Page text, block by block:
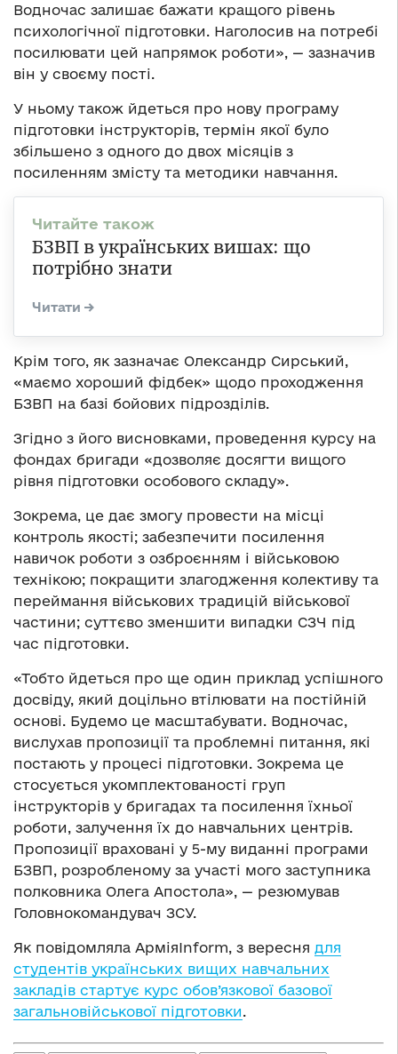
Водночас залишає бажати кращого рівень
психологічної підготовки. Наголосив на потребі
посилювати цей напрямок роботи», — зазначив
він у своєму пості.
У ньому також йдеться про нову програму
підготовки інструкторів, термін якої було
збільшено з одного до двох місяців з
посиленням змісту та методики навчання.
БЗВП в українських вишах: що
потрібно знати
Крім того, як зазначає Олександр Сирський,
«маємо хороший фідбек» щодо проходження
БЗВП на базі бойових підрозділів.
Згідно з його висновками, проведення курсу на
фондах бригади «дозволяє досягти вищого
рівня підготовки особового складу».
Зокрема, це дає змогу провести на місці
контроль якості; забезпечити посилення
навичок роботи з озброєнням і військовою
технікою; покращити злагодження колективу та
переймання військових традицій військової
частини; суттєво зменшити випадки СЗЧ під
час підготовки.
«Тобто йдеться про ще один приклад успішного
досвіду, який доцільно втілювати на постійній
основі. Будемо це масштабувати. Водночас,
вислухав пропозиції та проблемні питання, які
постають у процесі підготовки. Зокрема це
стосується укомплектованості груп
інструкторів у бригадах та посилення їхньої
роботи, залучення їх до навчальних центрів.
Пропозиції враховані у 5-му виданні програми
БЗВП, розробленому за участі мого заступника
полковника Олега Апостола», — резюмував
Головнокомандувач ЗСУ.
Як повідомляла АрміяInform, з вересня для
студентів українських вищих навчальних
закладів стартує курс обов’язкової базової
загальновійськової підготовки